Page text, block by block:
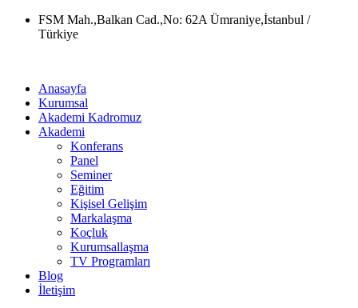
Skip
FSM Mah.,Balkan Cad.,No: 62A Ümraniye,İstanbul /
Türkiye
Anasayfa
Kurumsal
Akademi Kadromuz
Akademi
Konferans
Panel
Seminer
Eğitim
Kişisel Gelişim
Markalaşma
Koçluk
Kurumsallaşma
TV Programları
Blog
İletişim